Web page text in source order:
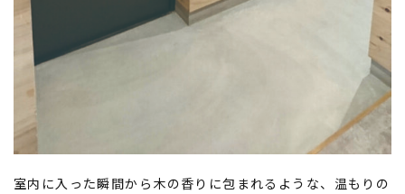
室内に入った瞬間から木の香りに包まれるような、温もりの